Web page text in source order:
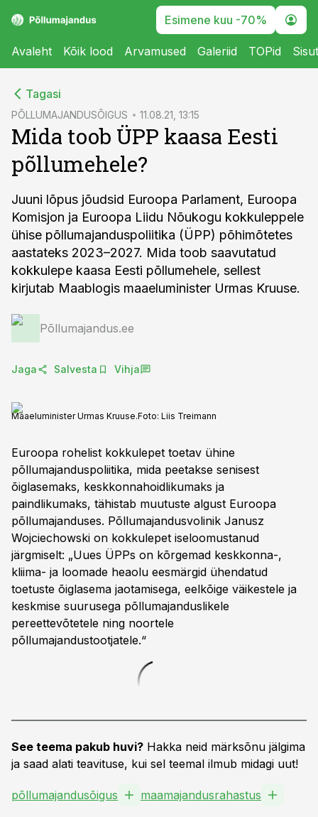
Esimene kuu -70%
Avaleht Kõik lood Arvamused Galeriid TOPid
Tagasi
PÕLLUMAJANDUSÕIGUS 11.08.21, 13:15
Mida toob ÜPP kaasa Eesti
põllumehele?
Juuni lõpus jõudsid Euroopa Parlament, Euroopa
Komisjon ja Euroopa Liidu Nõukogu kokkuleppele
ühise põllumajanduspoliitika (ÜPP) põhimõtetes
aastateks 2023–2027. Mida toob saavutatud
kokkulepe kaasa Eesti põllumehele, sellest
kirjutab Maablogis maaeluminister Urmas Kruuse.
Põllumajandus.ee
Jaga Salvesta Vihja
Maaeluminister Urmas Kruuse.Foto: Liis Treimann
Euroopa rohelist kokkulepet toetav ühine
põllumajanduspoliitika, mida peetakse senisest
õiglasemaks, keskkonnahoidlikumaks ja
paindlikumaks, tähistab muutuste algust Euroopa
põllumajanduses. Põllumajandusvolinik Janusz
Wojciechowski on kokkulepet iseloomustanud
järgmiselt: „Uues ÜPPs on kõrgemad keskkonna-,
kliima- ja loomade heaolu eesmärgid ühendatud
toetuste õiglasema jaotamisega, eelkõige väikestele ja
keskmise suurusega põllumajanduslikele
pereettevõtetele ning noortele
põllumajandustootjatele.“
See teema pakub huvi? Hakka neid märksõnu jälgima
ja saad alati teavituse, kui sel teemal ilmub midagi uut!
põllumajandusõigus maamajandusrahastus